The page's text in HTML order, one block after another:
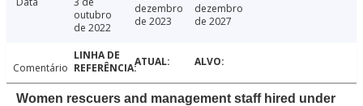
outubro
de 2022
dezembro
de 2023
dezembro
de 2027
Comentário
Women rescuers and management staff hired under